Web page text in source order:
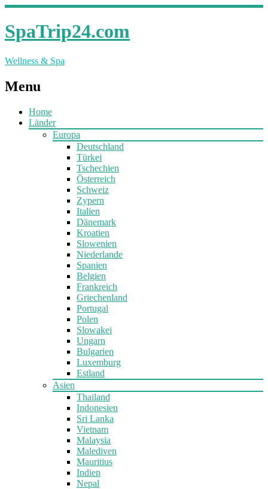
SpaTrip24.com
Wellness & Spa
Menu
Home
Länder
Europa
Deutschland
Türkei
Tschechien
Österreich
Schweiz
Zypern
Italien
Dänemark
Kroatien
Slowenien
Niederlande
Spanien
Belgien
Frankreich
Griechenland
Portugal
Polen
Slowakei
Ungarn
Bulgarien
Luxemburg
Estland
Asien
Thailand
Indonesien
Sri Lanka
Vietnam
Malaysia
Malediven
Mauritius
Indien
Nepal